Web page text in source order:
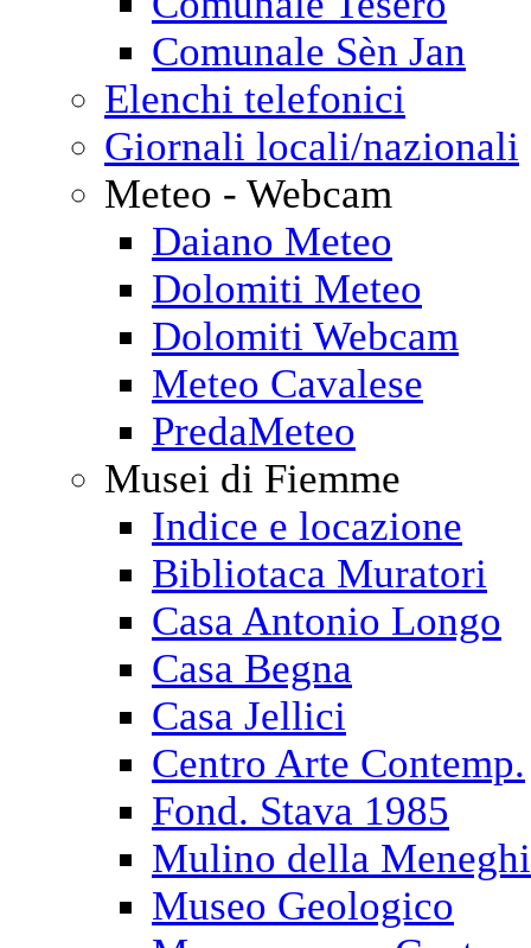
Comunale Sèn Jan
Elenchi telefonici
Giornali locali/nazionali
Meteo - Webcam
Daiano Meteo
Dolomiti Meteo
Dolomiti Webcam
Meteo Cavalese
PredaMeteo
Musei di Fiemme
Indice e locazione
Bibliotaca Muratori
Casa Antonio Longo
Casa Begna
Casa Jellici
Centro Arte Contemp.
Fond. Stava 1985
Mulino della
Museo Geologico